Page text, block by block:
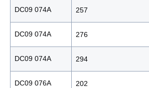
DC09 074A 257
DC09 074A 276
DC09 074A 294
DC09 076A 202